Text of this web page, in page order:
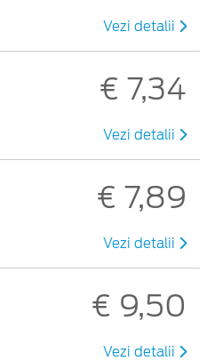
Vezi detalii
€ 7,34
Vezi detalii
€ 7,89
Vezi detalii
€ 9,50
Vezi detalii